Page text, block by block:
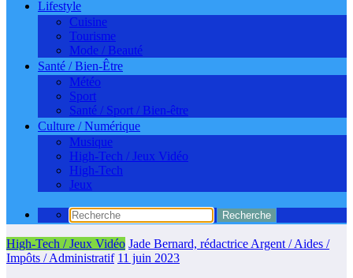
Lifestyle
Cuisine
Tourisme
Mode / Beauté
Santé / Bien-Être
Météo
Sport
Santé / Sport / Bien-être
Culture / Numérique
Musique
High-Tech / Jeux Vidéo
High-Tech
Jeux
High-Tech / Jeux Vidéo Jade Bernard, rédactrice Argent / Aides /
Impôts / Administratif 11 juin 2023